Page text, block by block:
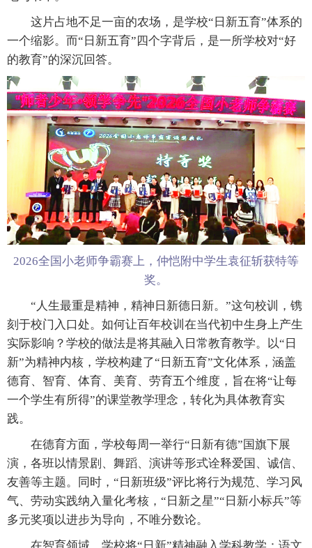
这片占地不足一亩的农场，是学校“日新五育”体系的
一个缩影。而“日新五育”四个字背后，是一所学校对“好
的教育”的深沉回答。
2026全国小老师争霸赛上，仲恺附中学生袁征斩获特等
奖。
“人生最重是精神，精神日新德日新。”这句校训，镌
刻于校门入口处。如何让百年校训在当代初中生身上产生
实际影响？学校的做法是将其融入日常教育教学。以“日
新”为精神内核，学校构建了“日新五育”文化体系，涵盖
德育、智育、体育、美育、劳育五个维度，旨在将“让每
一个学生有所得”的课堂教学理念，转化为具体教育实
践。
在德育方面，学校每周一举行“日新有德”国旗下展
演，各班以情景剧、舞蹈、演讲等形式诠释爱国、诚信、
友善等主题。同时，“日新班级”评比将行为规范、学习风
气、劳动实践纳入量化考核，“日新之星”“日新小标兵”等
多元奖项以进步为导向，不唯分数论。